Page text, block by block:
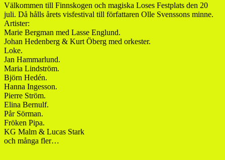
Välkommen till Finnskogen och magiska Loses Festplats den 20
juli. Då hålls årets visfestival till författaren Olle Svenssons minne.
Artister:
Marie Bergman med Lasse Englund.
Johan Hedenberg & Kurt Öberg med orkester.
Loke.
Jan Hammarlund.
Maria Lindström.
Björn Hedén.
Hanna Ingesson.
Pierre Ström.
Elina Bernulf.
Pår Sörman.
Fröken Pipa.
KG Malm & Lucas Stark
och många fler…